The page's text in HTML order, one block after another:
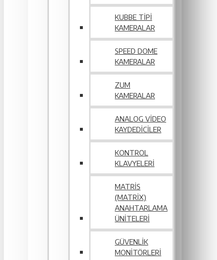
KUBBE TIPI
KAMERALAR
SPEED DOME
KAMERALAR
ZUM
KAMERALAR
ANALOG VIDEO
KAYDEDICILER
KONTROL
KLAVYELERI
MATRIS
(MATRIX)
ANAHTARLAMA
ÜNITELERI
GÜVENLIK
MONITÖRLERI